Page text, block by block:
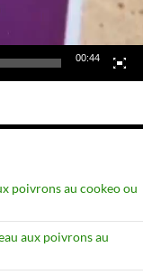
00:44
poivrons au cookeo ou
aux poivrons au